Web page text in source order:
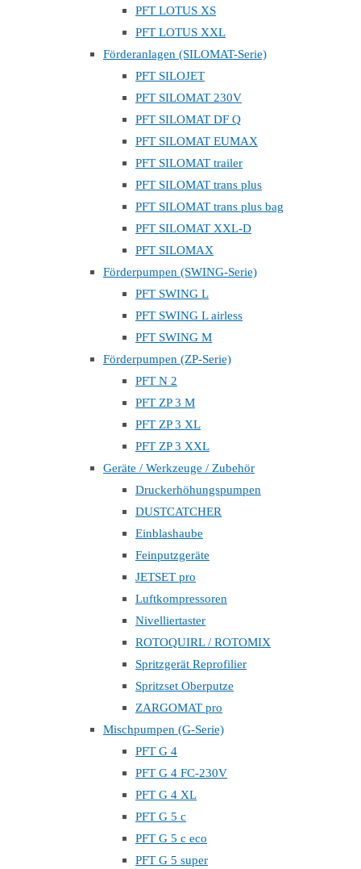
PFT LOTUS XS
PFT LOTUS XXL
Förderanlagen (SILOMAT-Serie)
PFT SILOJET
PFT SILOMAT 230V
PFT SILOMAT DF Q
PFT SILOMAT EUMAX
PFT SILOMAT trailer
PFT SILOMAT trans plus
PFT SILOMAT trans plus bag
PFT SILOMAT XXL-D
PFT SILOMAX
Förderpumpen (SWING-Serie)
PFT SWING L
PFT SWING L airless
PFT SWING M
Förderpumpen (ZP-Serie)
PFT N 2
PFT ZP 3 M
PFT ZP 3 XL
PFT ZP 3 XXL
Geräte / Werkzeuge / Zubehör
Druckerhöhungspumpen
DUSTCATCHER
Einblashaube
Feinputzgeräte
JETSET pro
Luftkompressoren
Nivelliertaster
ROTOQUIRL / ROTOMIX
Spritzgerät Reprofilier
Spritzset Oberputze
ZARGOMAT pro
Mischpumpen (G-Serie)
PFT G 4
PFT G 4 FC-230V
PFT G 4 XL
PFT G 5 c
PFT G 5 c eco
PFT G 5 super